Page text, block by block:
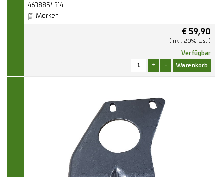
4638854314
Merken
€ 59,90
(inkl. 20% Ust.)
Verfügbar
+ -